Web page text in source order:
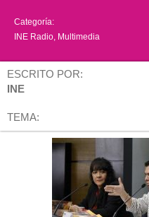
Categoría:
INE Radio Multimedia
ESCRITO POR:
INE
TEMA: